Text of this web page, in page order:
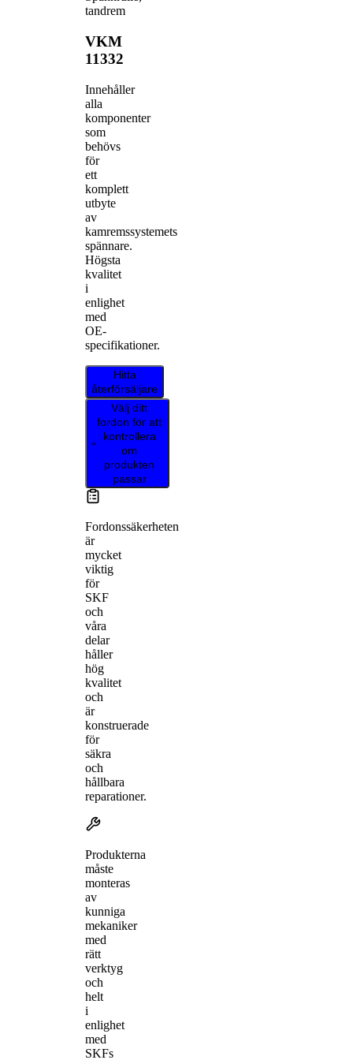
tandrem
VKM
11332
Innehåller
alla
komponenter
som
behövs
för
ett
komplett
utbyte
av
kamremssystemets
spännare.
Högsta
kvalitet
i
enlighet
med
OE-
specifikationer.
Hitta
återförsäljare
Välj ditt
fordon för att
kontrollera
om
produkten
passar
Fordonssäkerheten
är
mycket
viktig
för
SKF
och
våra
delar
håller
hög
kvalitet
och
är
konstruerade
för
säkra
och
hållbara
reparationer.
Produkterna
måste
monteras
av
kunniga
mekaniker
med
rätt
verktyg
och
helt
i
enlighet
med
SKFs